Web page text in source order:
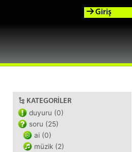
Giriş
KATEGORILER
duyuru (0)
soru (25)
ai (0)
müzik (2)